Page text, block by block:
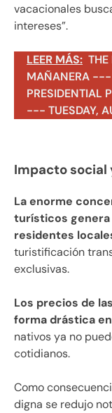
vacacionales
intereses”.
LEER MÁS: THE
MAÑANERA
PRESIDENTIAL
--- TUESDAY,
Impacto social
La enorme
turísticos genera
residentes
turistificación
exclusivas.
Los precios de
forma drástica
nativos ya no
cotidianos.
Como
digna se redujo